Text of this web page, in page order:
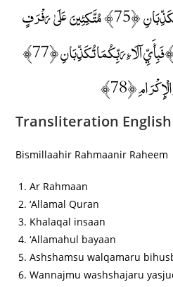
﴿74﴾ فَبِأَيِّ آلَاءِ رَبِّكُمَا تُكَذِّبَانِ ﴿75﴾ مُتَّكِئِينَ عَلَىٰ رَفْرَفٍ
خُضْرٍ وَعَبْقَرِيٍّ حِسَانٍ ﴿76﴾ فَبِأَيِّ آلَاءِ رَبِّكُمَا تُكَذِّبَانِ ﴿77﴾
﴿78﴾
Transliteration English
Bismillaahir Rahmaanir Raheem
Ar Rahmaan
‘Allamal Quran
Khalaqal insaan
‘Allamahul bayaan
Ashshamsu walqamaru
Wannajmu washshajaru